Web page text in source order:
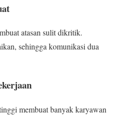
atasan sulit dikritik.
sehingga komunikasi dua
membuat banyak karyawan